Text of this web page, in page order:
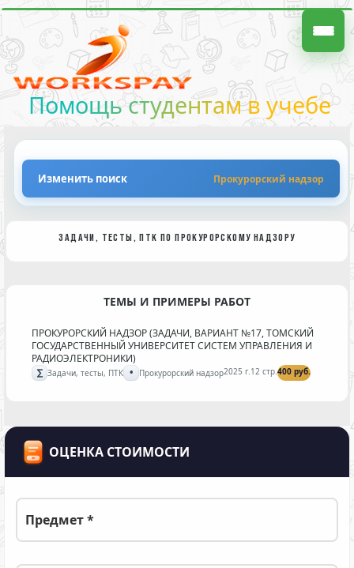
Помощь студентам в учебе
Изменить поиск Прокурорский надзор
ЗАДАЧИ, ТЕСТЫ, ПТК ПО ПРОКУРОРСКОМУ НАДЗОРУ
ТЕМЫ И ПРИМЕРЫ РАБОТ
ПРОКУРОРСКИЙ НАДЗОР (ЗАДАЧИ, ВАРИАНТ №17, ТОМСКИЙ
ГОСУДАРСТВЕННЫЙ УНИВЕРСИТЕТ СИСТЕМ УПРАВЛЕНИЯ И
РАДИОЭЛЕКТРОНИКИ)
∑ Задачи, тесты, ПТК • Прокурорский надзор2025 г.12 стр.400 руб.
ОЦЕНКА СТОИМОСТИ
Предмет *